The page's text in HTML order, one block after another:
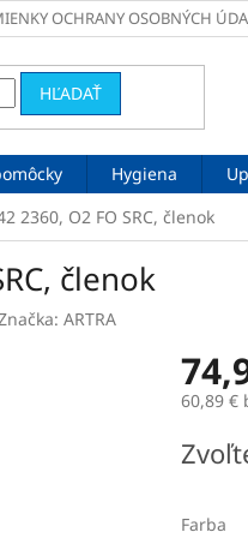
OCHRANY OSOBNÝCH
HĽADAŤ
Hygiena
2360, O2 FO SRC, členok
členok
ARTRA
60,89 €
cena:
Farba